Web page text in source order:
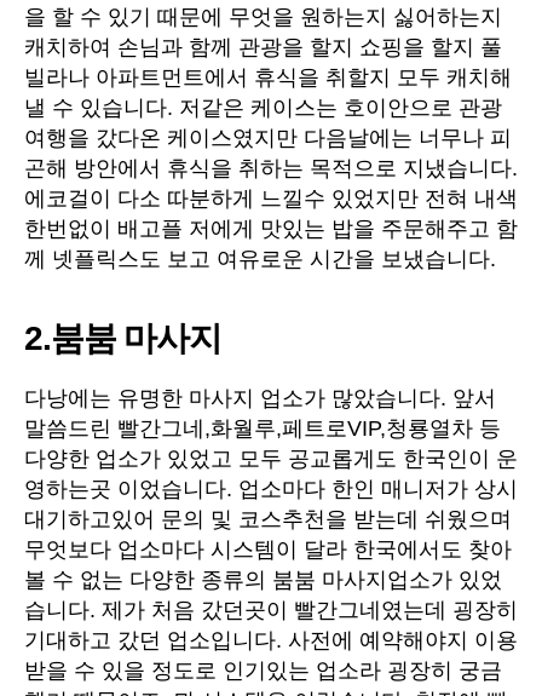
을 할 수 있기 때문에 무엇을 원하는지 싫어하는지
캐치하여 손님과 함께 관광을 할지 쇼핑을 할지 풀
빌라나 아파트먼트에서 휴식을 취할지 모두 캐치해
낼 수 있습니다. 저같은 케이스는 호이안으로 관광
여행을 갔다온 케이스였지만 다음날에는 너무나 피
곤해 방안에서 휴식을 취하는 목적으로 지냈습니다.
에코걸이 다소 따분하게 느낄수 있었지만 전혀 내색
한번없이 배고플 저에게 맛있는 밥을 주문해주고 함
께 넷플릭스도 보고 여유로운 시간을 보냈습니다.
2.붐붐 마사지
다낭에는 유명한 마사지 업소가 많았습니다. 앞서
말씀드린 빨간그네,화월루,페트로VIP,청룡열차 등
다양한 업소가 있었고 모두 공교롭게도 한국인이 운
영하는곳 이었습니다. 업소마다 한인 매니저가 상시
대기하고있어 문의 및 코스추천을 받는데 쉬웠으며
무엇보다 업소마다 시스템이 달라 한국에서도 찾아
볼 수 없는 다양한 종류의 붐붐 마사지업소가 있었
습니다. 제가 처음 갔던곳이 빨간그네였는데 굉장히
기대하고 갔던 업소입니다. 사전에 예약해야지 이용
받을 수 있을 정도로 인기있는 업소라 굉장히 궁금